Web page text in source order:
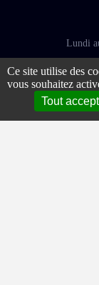
Lundi
Ce site utilise des
vous souhaitez
Tout